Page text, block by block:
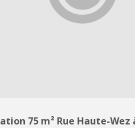
75 m² Rue Haute-Wez